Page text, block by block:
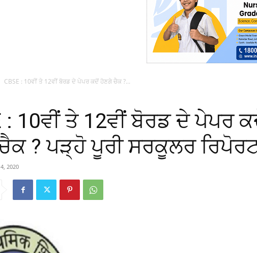
CBSE : 10ਵੀਂ ਤੇ 12ਵੀਂ ਬੋਰਡ ਦੇ ਪੇਪਰ ਕਦੋਂ ਹੋਣਗੇ ਚੈਕ ?...
: 10ਵੀਂ ਤੇ 12ਵੀਂ ਬੋਰਡ ਦੇ ਪੇਪਰ
? ਪੜ੍ਹੋ ਪੂਰੀ ਸਰਕੂਲਰ
2020